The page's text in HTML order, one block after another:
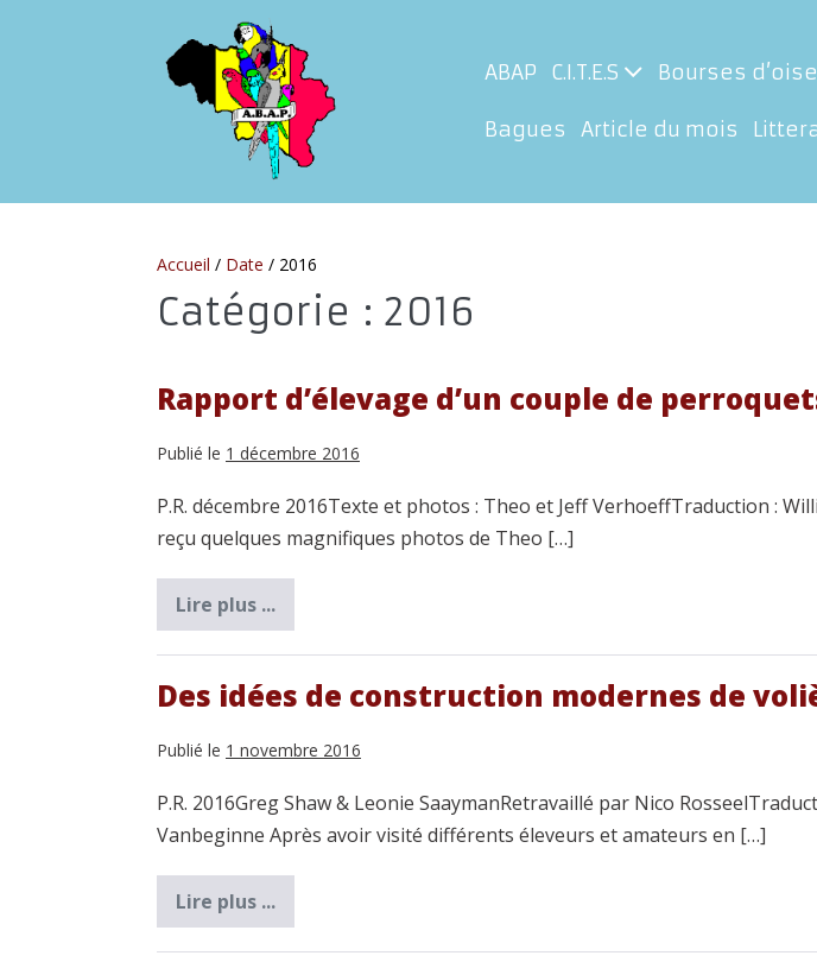
ABAP C.I.T.E.S Bourses
Bagues Article du mois
Accueil / Date / 2016
Catégorie : 2016
Rapport d’élevage d’un couple de
Publié le 1 décembre 2016
P.R. décembre 2016Texte et photos : Theo et Jeff VerhoeffTraduction :
reçu quelques magnifiques photos de Theo […]
Lire plus ...
Rapport
d’élevage
d’un
de
perroquets
Des idées de construction modernes de
Publié le 1 novembre 2016
P.R. 2016Greg Shaw & Leonie SaaymanRetravaillé par Nico
Vanbeginne Après avoir visité différents éleveurs et amateurs en […]
Lire plus ...
Des
idées
de